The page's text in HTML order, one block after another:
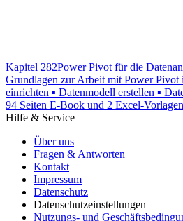
Kapitel 282Power Pivot für die
Grundlagen zur Arbeit mit Power Pivot
einrichten ▪ Datenmodell erstellen ▪
94 Seiten E-Book und 2 Excel-Vorlagen
Hilfe & Service
Über uns
Fragen & Antworten
Kontakt
Impressum
Datenschutz
Datenschutzeinstellungen
Nutzungs- und